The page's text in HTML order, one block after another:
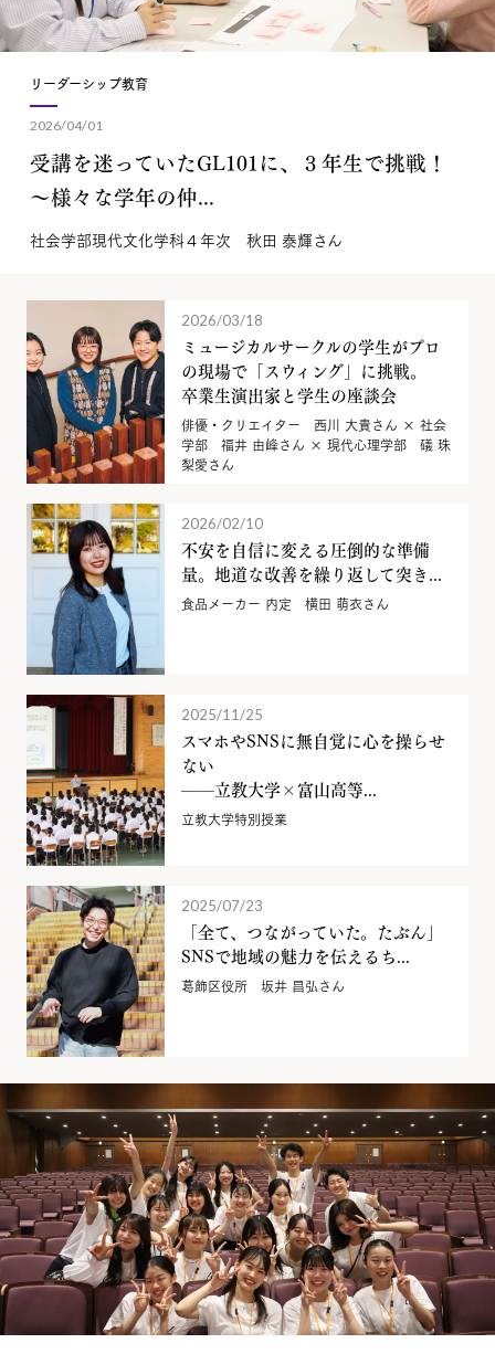
リーダーシップ教育
2026/04/01
受講を迷っていたGL101に、３年生で挑戦！
～様々な学年の仲...
社会学部現代文化学科４年次 秋田 泰輝さん
2026/03/18
ミュージカルサークルの学生がプロ
の現場で「スウィング」に挑戦。
卒業生演出家と学生の座談会
俳優・クリエイター 西川 大貴さん × 社会
学部 福井 由峰さん × 現代心理学部 礒 珠
梨愛さん
2026/02/10
不安を自信に変える圧倒的な準備
量。地道な改善を繰り返して突き...
食品メーカー 内定 横田 萌衣さん
2025/11/25
スマホやSNSに無自覚に心を操らせ
ない
——立教大学×富山高等...
立教大学特別授業
2025/07/23
「全て、つながっていた。たぶん」
SNSで地域の魅力を伝えるち...
葛飾区役所 坂井 昌弘さん